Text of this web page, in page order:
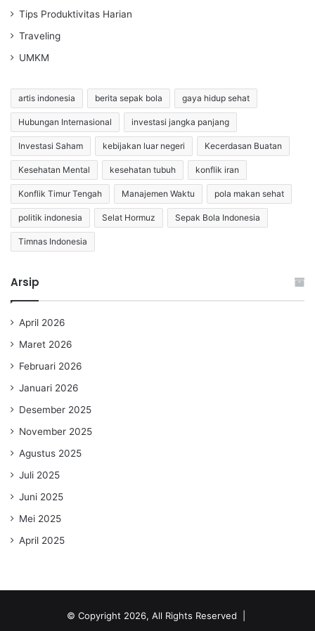
Tips Produktivitas Harian
Traveling
UMKM
artis indonesia berita sepak bola gaya hidup sehat
Hubungan Internasional investasi jangka panjang
Investasi Saham kebijakan luar negeri Kecerdasan Buatan
Kesehatan Mental kesehatan tubuh konflik iran
Konflik Timur Tengah Manajemen Waktu pola makan sehat
politik indonesia Selat Hormuz Sepak Bola Indonesia
Timnas Indonesia
Arsip
April 2026
Maret 2026
Februari 2026
Januari 2026
Desember 2025
November 2025
Agustus 2025
Juli 2025
Juni 2025
Mei 2025
April 2025
© Copyright 2026, All Rights Reserved |